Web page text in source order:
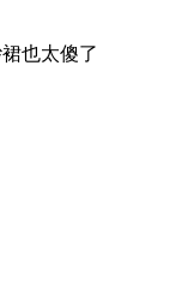
也太傻了